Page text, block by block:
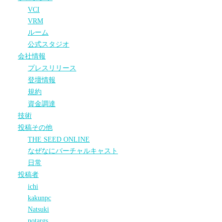
VCI
VRM
ルーム
公式スタジオ
会社情報
プレスリリース
登壇情報
規約
資金調達
技術
投稿その他
THE SEED ONLINE
なぜなにバーチャルキャスト
日常
投稿者
ichi
kakunpc
Natsuki